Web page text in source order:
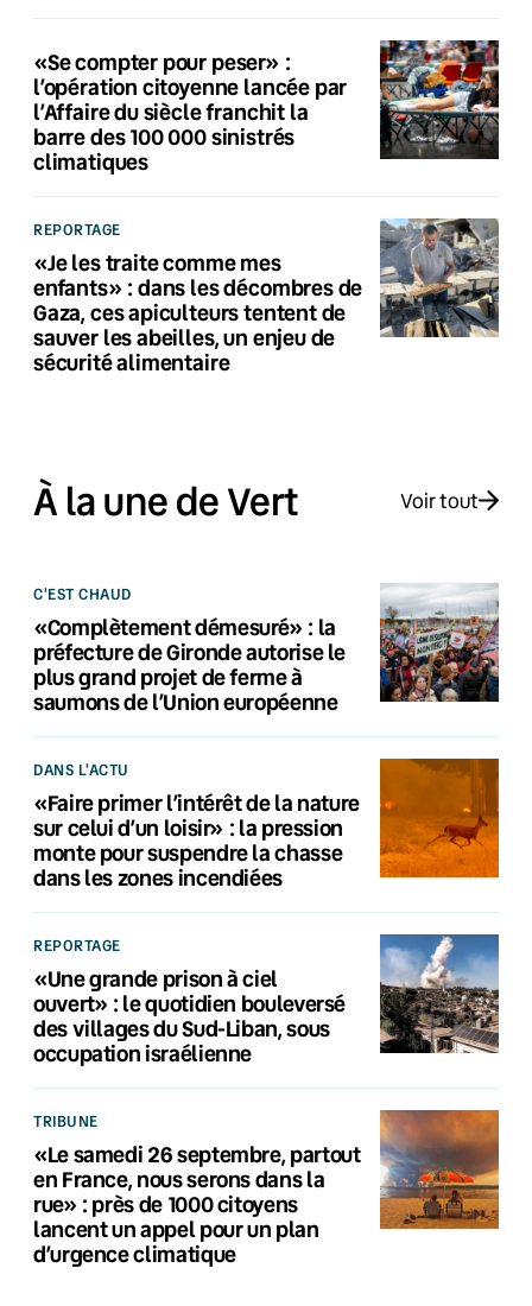
«Se compter pour peser» :
l’opération citoyenne lancée par
l’Affaire du siècle franchit la
barre des 100 000 sinistrés
climatiques
REPORTAGE
«Je les traite comme mes
enfants» : dans les décombres de
Gaza, ces apiculteurs tentent de
sauver les abeilles, un enjeu de
sécurité alimentaire
À la une de Vert Voir tout
C'EST CHAUD
«Complètement démesuré» : la
préfecture de Gironde autorise le
plus grand projet de ferme à
saumons de l’Union européenne
DANS L'ACTU
«Faire primer l’intérêt de la nature
sur celui d’un loisir» : la pression
monte pour suspendre la chasse
dans les zones incendiées
REPORTAGE
«Une grande prison à ciel
ouvert» : le quotidien bouleversé
des villages du Sud-Liban, sous
occupation israélienne
TRIBUNE
«Le samedi 26 septembre, partout
en France, nous serons dans la
rue» : près de 1000 citoyens
lancent un appel pour un plan
d’urgence climatique